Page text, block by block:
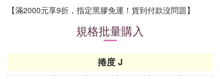
​【滿2000元享9折，指定黑膠免運！貨到付款沒問題】
規格批量購入
捲度 J